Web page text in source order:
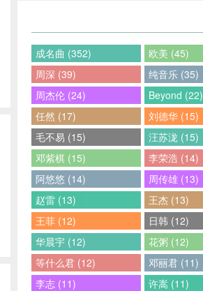
成名曲 (352)
欧美 (45)
周深 (39)
纯音乐 (35)
周杰伦 (24)
Beyond (22)
任然 (17)
刘德华 (15)
毛不易 (15)
汪苏泷 (15)
邓紫棋 (15)
李荣浩 (14)
阿悠悠 (14)
周传雄 (13)
赵雷 (13)
王杰 (13)
王菲 (12)
日韩 (12)
华晨宇 (12)
花粥 (12)
等什么君 (12)
邓丽君 (11)
李志 (11)
许嵩 (11)